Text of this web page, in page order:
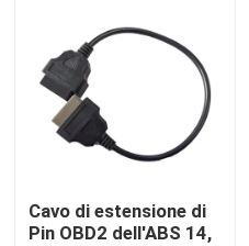
Richieda una citazione
Cavo di OBD2 Y
Cavo del connettore OBD2
Cavo di estensione OBD2
Cavo di estensione di
Pin OBD2 dell'ABS 14,